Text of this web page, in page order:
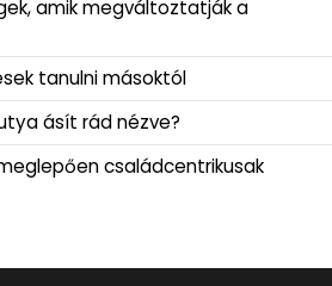
amik megváltoztatják a
tanulni másoktól
ásít rád nézve?
családcentrikusak